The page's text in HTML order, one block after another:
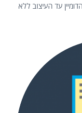
עד העיצוב ללא